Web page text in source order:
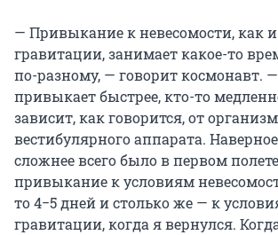
— Привыкание к невесомости, как
гравитации, занимает какое-то
по-разному, — говорит космонавт.
привыкает быстрее, кто-то
зависит, как говорится, от
вестибулярного аппарата.
сложнее всего было в первом
привыкание к условиям
то 4−5 дней и столько же — к
гравитации, когда я вернулся.